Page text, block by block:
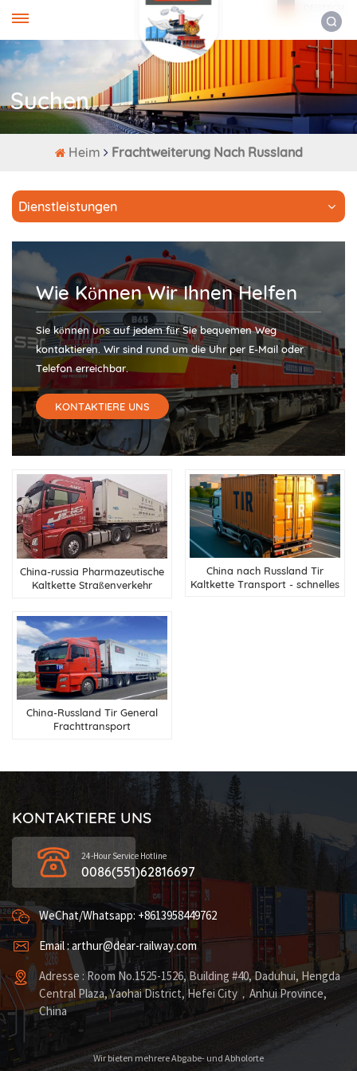
Suchen
Heim Frachtweiterung Nach Russland
Dienstleistungen
Wie Können Wir Ihnen Helfen
Sie können uns auf jedem für Sie bequemen Weg
kontaktieren. Wir sind rund um die Uhr per E-Mail oder
Telefon erreichbar.
KONTAKTIERE UNS
China-russia Pharmazeutische
Kaltkette Straßenverkehr
China nach Russland Tir
Kaltkette Transport - schnelles
China-Russland Tir General
Frachttransport
KONTAKTIERE UNS
24-Hour Service Hotline
0086(551)62816697
WeChat/Whatsapp: +8613958449762
Email : arthur@dear-railway.com
Adresse : Room No.1525-1526, Building #40, Daduhui, Hengda
Central Plaza, Yaohai District, Hefei City，Anhui Province,
China
Wir bieten mehrere Abgabe- und Abholorte